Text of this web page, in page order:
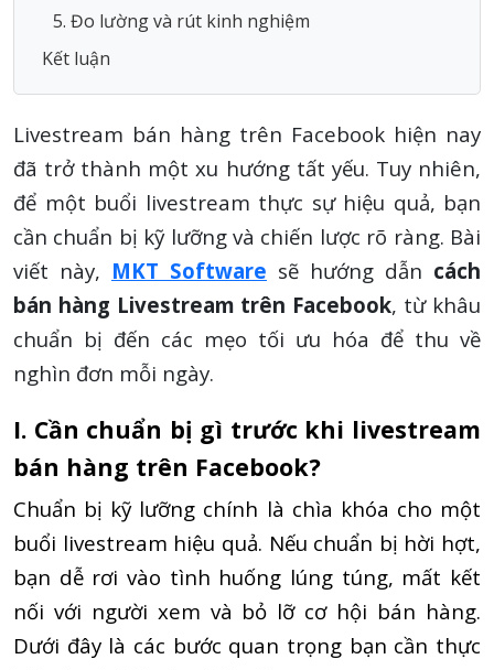
5. Đo lường và rút kinh nghiệm
Kết luận
Livestream bán hàng trên Facebook hiện nay
đã trở thành một xu hướng tất yếu. Tuy nhiên,
để một buổi livestream thực sự hiệu quả, bạn
cần chuẩn bị kỹ lưỡng và chiến lược rõ ràng. Bài
viết này, MKT Software sẽ hướng dẫn cách
bán hàng Livestream trên Facebook, từ khâu
chuẩn bị đến các mẹo tối ưu hóa để thu về
nghìn đơn mỗi ngày.
I. Cần chuẩn bị gì trước khi livestream
bán hàng trên Facebook?
Chuẩn bị kỹ lưỡng chính là chìa khóa cho một
buổi livestream hiệu quả. Nếu chuẩn bị hời hợt,
bạn dễ rơi vào tình huống lúng túng, mất kết
nối với người xem và bỏ lỡ cơ hội bán hàng.
Dưới đây là các bước quan trọng bạn cần thực